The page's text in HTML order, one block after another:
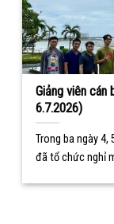
Giảng viên cán
6.7.2026)
Trong ba ngày 4,
đã tổ chức nghỉ